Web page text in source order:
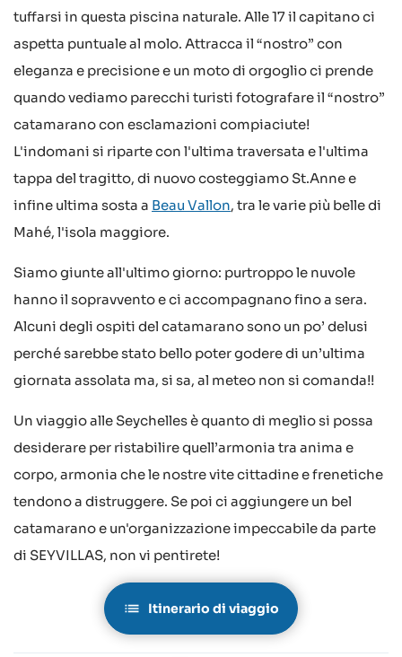
tuffarsi in questa piscina naturale. Alle 17 il capitano ci
aspetta puntuale al molo. Attracca il “nostro” con
eleganza e precisione e un moto di orgoglio ci prende
quando vediamo parecchi turisti fotografare il “nostro”
catamarano con esclamazioni compiaciute!
L'indomani si riparte con l'ultima traversata e l'ultima
tappa del tragitto, di nuovo costeggiamo St.Anne e
infine ultima sosta a Beau Vallon, tra le varie più belle di
Mahé, l'isola maggiore.
Siamo giunte all'ultimo giorno: purtroppo le nuvole
hanno il sopravvento e ci accompagnano fino a sera.
Alcuni degli ospiti del catamarano sono un po’ delusi
perché sarebbe stato bello poter godere di un’ultima
giornata assolata ma, si sa, al meteo non si comanda!!
Un viaggio alle Seychelles è quanto di meglio si possa
desiderare per ristabilire quell’armonia tra anima e
corpo, armonia che le nostre vite cittadine e frenetiche
tendono a distruggere. Se poi ci aggiungere un bel
catamarano e un'organizzazione impeccabile da parte
di SEYVILLAS, non vi pentirete!
Itinerario di viaggio